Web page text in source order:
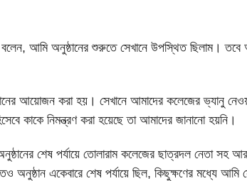
আমি অনুষ্ঠানের শুরুতে সেখানে উপস্থিত ছিলাম। তবে
আয়োজন করা হয়। সেখানে আমাদের কলেজের ভ্যানু
কাকে নিমন্ত্রণ করা হয়েছে তা আমাদের জানানো হয়নি।
শেষ পর্যায়ে তোলারাম কলেজের ছাত্রদল নেতা
অনুষ্ঠান একেবারে শেষ পর্যায়ে ছিল, কিছুক্ষণের মধ্যে